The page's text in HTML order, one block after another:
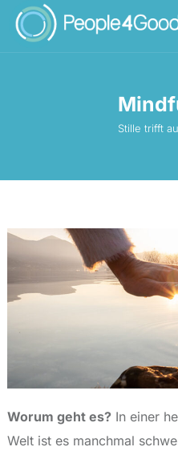
Stille trifft
Worum geht es?In einer
Welt ist es manchmal